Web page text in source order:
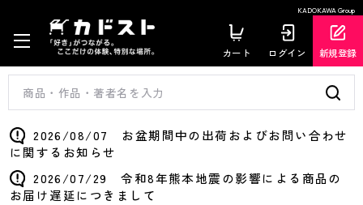
KADOKAWA Group
カート ログイン 新規登録
2026/08/07 お盆期間中の出荷およびお問い合わせ
に関するお知らせ
2026/07/29 令和8年熊本地震の影響による商品の
お届け遅延につきまして